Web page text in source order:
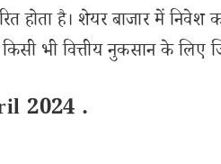
होता है। शेयर बाजार में
भी वित्तीय नुकसान के लिए
2024 .